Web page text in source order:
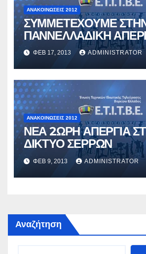
ΑΝΑΚΟΙΝΏΣΕΙΣ 2012
ΣΥΜΜΕΤΕΧΟΥΜΕ
ΠΑΝΝΕΛΛΑΔΙΚΗ
ΕΝΩΣΕΩΝ ΤΩΝ ΜΜΕ
ΦΕΒ 17, 2013 ADMINISTRATOR
ΑΝΑΚΟΙΝΏΣΕΙΣ 2012
ΝΕΑ 2ΩΡΗ ΑΠΕΡΓΙΑ
ΔΙΚΤΥΟ ΣΕΡΡΩΝ
ΦΕΒ 9, 2013 ADMINISTRATOR
Αναζήτηση